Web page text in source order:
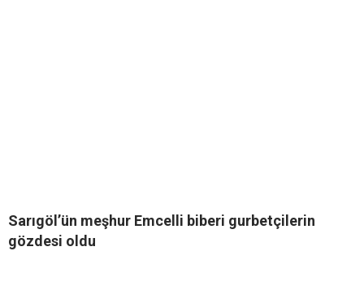
Sarıgöl’ün meşhur Emcelli biberi gurbetçilerin
gözdesi oldu